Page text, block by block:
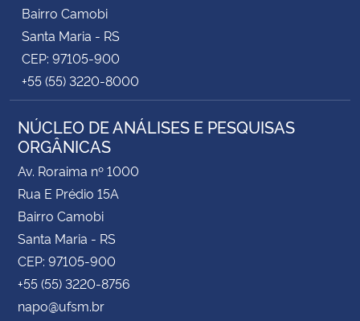
Bairro Camobi
Santa Maria - RS
CEP: 97105-900
+55 (55) 3220-8000
NÚCLEO DE ANÁLISES E PESQUISAS
ORGÂNICAS
Av. Roraima nº 1000
Rua E Prédio 15A
Bairro Camobi
Santa Maria - RS
CEP: 97105-900
+55 (55) 3220-8756
napo@ufsm.br